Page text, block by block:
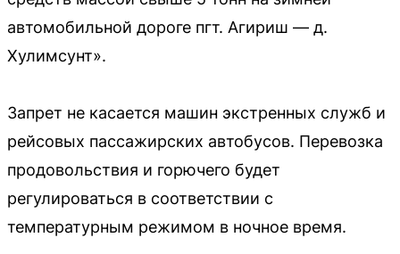
автомобильной дороге пгт. Агириш — д.
Хулимсунт».
Запрет не касается машин экстренных служб и
рейсовых пассажирских автобусов. Перевозка
продовольствия и горючего будет
регулироваться в соответствии с
температурным режимом в ночное время.